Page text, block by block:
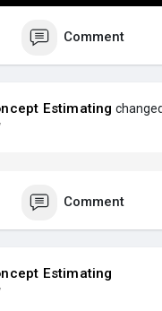
Comment
Estimating
Comment
Estimating